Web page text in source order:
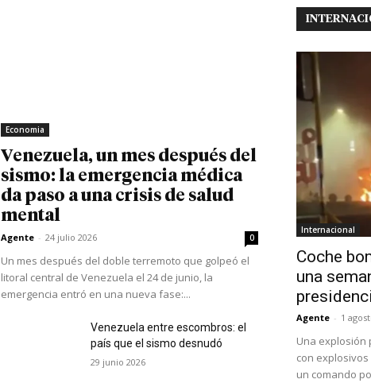
Economia
Venezuela, un mes después del
sismo: la emergencia médica
da paso a una crisis de salud
mental
Agente - 24 julio 2026 0
Un mes después del doble terremoto que golpeó el
litoral central de Venezuela el 24 de junio, la
emergencia entró en una nueva fase:...
Venezuela entre escombros: el
país que el sismo desnudó
29 junio 2026
Internacional
Coche
una
Agente - 1
Una explosión
con
un comando